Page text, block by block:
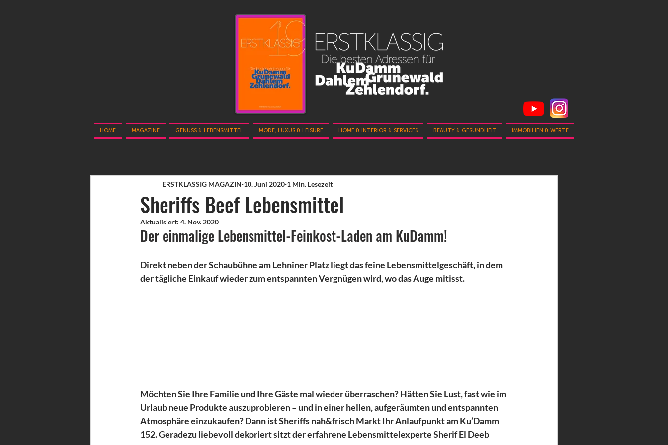
HOME MAGAZINE GENUSS & LEBENSMITTEL MODE, LUXUS & LEISURE HOME & INTERIOR & SERVICES BEAUTY & GESUNDHEIT IMMOBILIEN & WERTE
Sheriffs Beef Lebensmittel
ERSTKLASSIG MAGAZIN 10. Juni 2020 1 Min. Lesezeit
Aktualisiert: 4. Nov. 2020
Der einmalige Lebensmittel-Feinkost-Laden am KuDamm!
Direkt neben der Schaubühne am Lehniner Platz liegt das feine Lebensmittelgeschäft, in dem
der tägliche Einkauf wieder zum entspannten Vergnügen wird, wo das Auge mitisst.
Möchten Sie Ihre Familie und Ihre Gäste mal wieder überraschen? Hätten Sie Lust, fast wie im
Urlaub neue Produkte auszuprobieren – und in einer hellen, aufgeräumten und entspannten
Atmosphäre einzukaufen? Dann ist Sheriffs nah&frisch Markt Ihr Anlaufpunkt am Ku’Damm
152. Geradezu liebevoll dekoriert sitzt der erfahrene Lebensmittelexperte Sherif El Deeb